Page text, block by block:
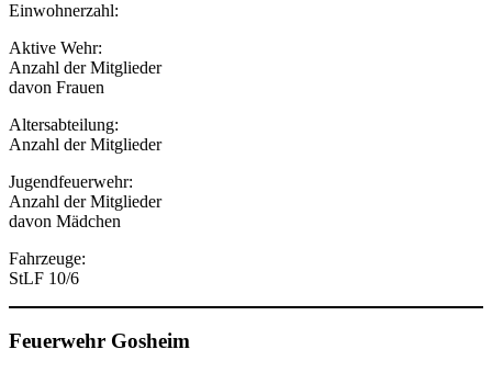
Einwohnerzahl:
Aktive Wehr:
Anzahl der Mitglieder
davon Frauen
Altersabteilung:
Anzahl der Mitglieder
Jugendfeuerwehr:
Anzahl der Mitglieder
davon Mädchen
Fahrzeuge:
StLF 10/6
Feuerwehr Gosheim